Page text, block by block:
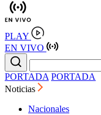
PLAY
EN VIVO
PORTADA PORTADA
Noticias
Nacionales